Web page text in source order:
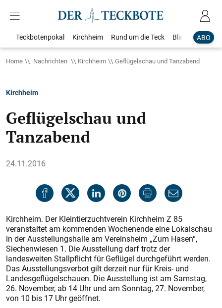
ABO
Teckbotenpokal Kirchheim Rund um die Teck Blaulicht
Home Nachrichten Kirchheim Geflügelschau und Tanzabend
Kirchheim
Geflügelschau und
Tanzabend
24.11.2016
Kirchheim. Der Kleintierzuchtverein Kirchheim Z 85
veranstaltet am kommenden Wochenende eine Lokalschau
in der Ausstellungshalle am Vereinsheim „Zum Hasen“,
Siechenwiesen 1. Die Ausstellung darf trotz der
landesweiten Stallpflicht für Geflügel durchgeführt werden.
Das Ausstellungsverbot gilt derzeit nur für Kreis- und
Landesgeflügelschauen. Die Ausstellung ist am Samstag,
26. November, ab 14 Uhr und am Sonntag, 27. November,
von 10 bis 17 Uhr geöffnet.